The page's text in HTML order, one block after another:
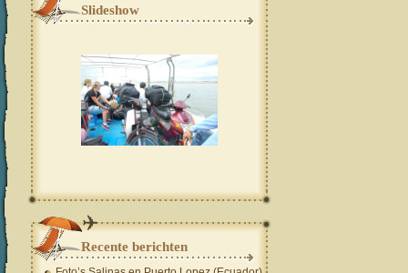
Slideshow
Recente berichten